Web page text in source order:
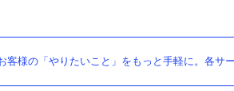
客様の「やりたいこと」をもっと手軽に。各サ